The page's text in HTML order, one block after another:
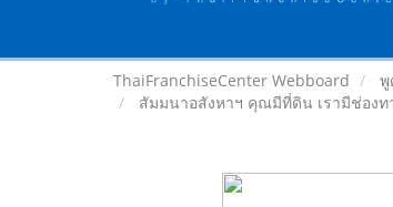
ThaiFranchiseCenter Webboard พู
สัมมนาอสังหาฯ คุณมีที่ดิน เรามีช่อง